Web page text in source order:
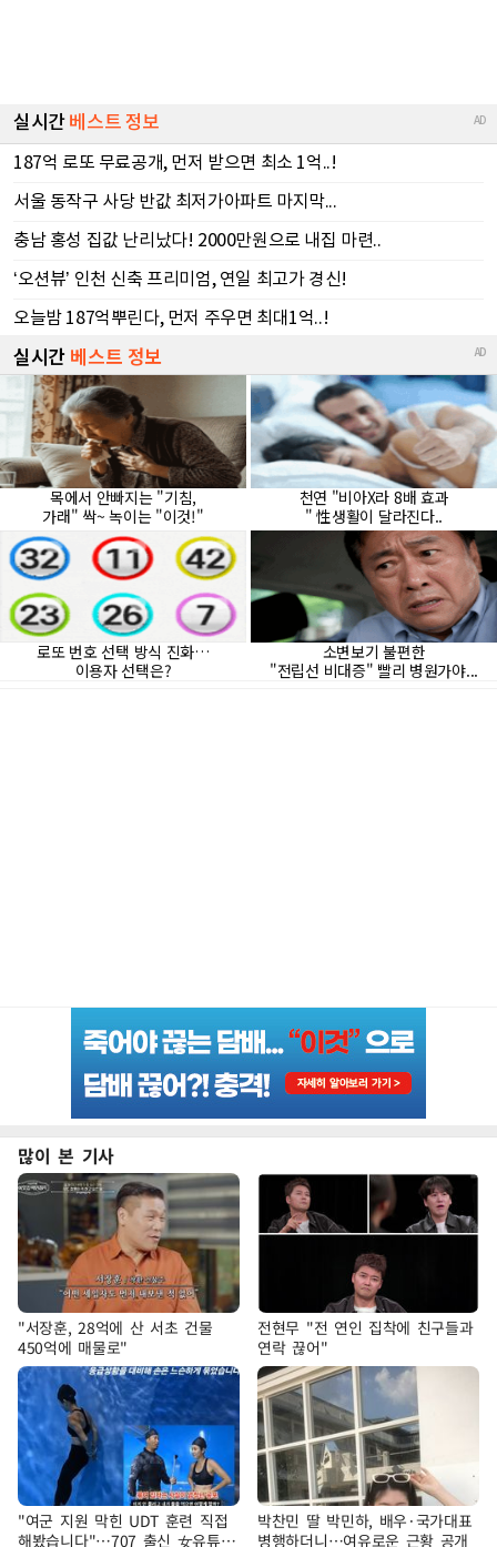
많이 본 기사
"서장훈, 28억에 산 서초 건물
450억에 매물로"
전현무 "전 연인 집착에 친구들과
연락 끊어"
"여군 지원 막힌 UDT 훈련 직접
해봤습니다"…707 출신 女유튜버
박찬민 딸 박민하, 배우·국가대표
병행하더니…여유로운 근황 공개